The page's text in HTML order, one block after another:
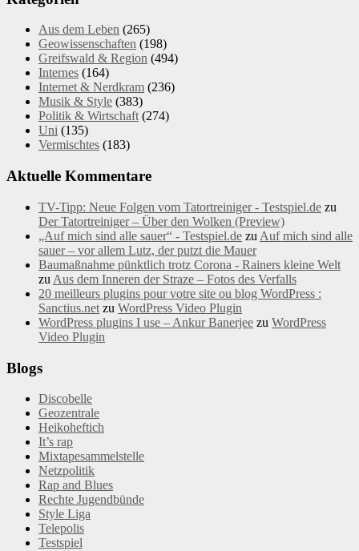
Aus dem Leben (265)
Geowissenschaften (198)
Greifswald & Region (494)
Internes (164)
Internet & Nerdkram (236)
Musik & Style (383)
Politik & Wirtschaft (274)
Uni (135)
Vermischtes (183)
Aktuelle Kommentare
TV-Tipp: Neue Folgen vom Tatortreiniger - Testspiel.de zu
Der Tatortreiniger – Über den Wolken (Preview)
„Auf mich sind alle sauer“ - Testspiel.de zu Auf mich sind alle
sauer – vor allem Lutz, der putzt die Mauer
Baumaßnahme pünktlich trotz Corona - Rainers kleine Welt
zu Aus dem Inneren der Straze – Fotos des Verfalls
20 meilleurs plugins pour votre site ou blog WordPress :
Sanctius.net zu WordPress Video Plugin
WordPress plugins I use – Ankur Banerjee zu WordPress
Video Plugin
Blogs
Discobelle
Geozentrale
Heikoheftich
It’s rap
Mixtapesammelstelle
Netzpolitik
Rap and Blues
Rechte Jugendbünde
Style Liga
Telepolis
Testspiel